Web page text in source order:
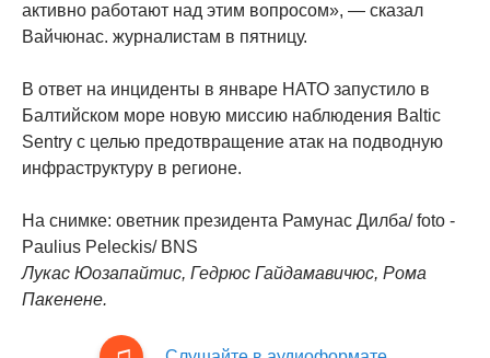
активно работают над этим вопросом», — сказал
Вайчюнас. журналистам в пятницу.
В ответ на инциденты в январе НАТО запустило в
Балтийском море новую миссию наблюдения Baltic
Sentry с целью предотвращение атак на подводную
инфраструктуру в регионе.
На снимке: оветник президента Рамунас Дилба/ foto -
Paulius Peleckis/ BNS
Лукас Юозапайтис, Гедрюс Гайдамавичюс, Рома
Пакенене.